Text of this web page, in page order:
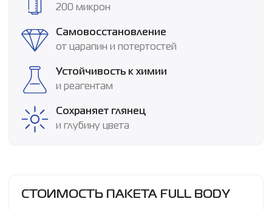
200 микрон
Самовосстановление
от царапин и потертостей
Устойчивость к химии
и реагентам
Сохраняет глянец
и глубину цвета
СТОИМОСТЬ ПАКЕТА FULL BODY